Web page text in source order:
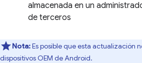
almacenada en un
de terceros
Nota:Es posible que esta actualización
dispositivos OEM de Android.